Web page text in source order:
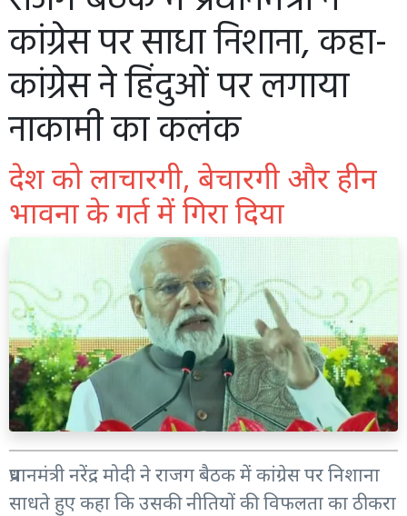
कांग्रेस पर साधा निशाना, कहा-
कांग्रेस ने हिंदुओं पर लगाया
नाकामी का कलंक
देश को लाचारगी, बेचारगी और हीन
भावना के गर्त में गिरा दिया
प्रधानमंत्री नरेंद्र मोदी ने राजग बैठक में कांग्रेस पर निशाना
साधते हुए कहा कि उसकी नीतियों की विफलता का ठीकरा